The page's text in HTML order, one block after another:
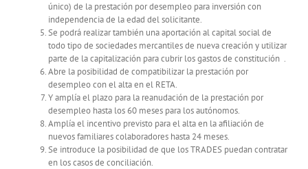
único) de la prestación por desempleo para inversión con
independencia de la edad del solicitante.
Se podrá realizar también una aportación al capital social de
todo tipo de sociedades mercantiles de nueva creación y utilizar
parte de la capitalización para cubrir los gastos de constitución .
Abre la posibilidad de compatibilizar la prestación por
desempleo con el alta en el RETA.
Y amplía el plazo para la reanudación de la prestación por
desempleo hasta los 60 meses para los autónomos.
Amplía el incentivo previsto para el alta en la afiliación de
nuevos familiares colaboradores hasta 24 meses.
Se introduce la posibilidad de que los TRADES puedan contratar
en los casos de conciliación.